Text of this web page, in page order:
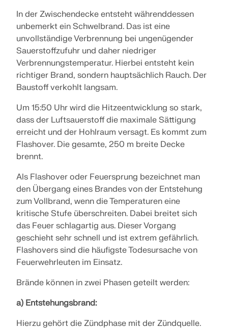
Modellobjekte
Abos & Preise
Beispiele
Entwerfen und analysieren Sie Stahlverbindungen
mit CBFEM gemäß EN 1993-1-8 und AISC 360,
vollständig integriert in RFEM 6 für schnellere und
genauere Arbeitsabläufe in der Tragwerksplanung.
MEHR ERFAHREN
In der Zwischendecke entsteht währenddessen
unbemerkt ein Schwelbrand. Das ist eine
unvollständige Verbrennung bei ungenügender
Sauerstoffzufuhr und daher niedriger
Verbrennungstemperatur. Hierbei entsteht kein
richtiger Brand, sondern hauptsächlich Rauch. Der
Baustoff verkohlt langsam.
Um 15:50 Uhr wird die Hitzeentwicklung so stark,
dass der Luftsauerstoff die maximale Sättigung
erreicht und der Hohlraum versagt. Es kommt zum
Flashover. Die gesamte, 250 m breite Decke
brennt.
Als Flashover oder Feuersprung bezeichnet man
den Übergang eines Brandes von der Entstehung
zum Vollbrand, wenn die Temperaturen eine
kritische Stufe überschreiten. Dabei breitet sich
das Feuer schlagartig aus. Dieser Vorgang
geschieht sehr schnell und ist extrem gefährlich.
Flashovers sind die häufigste Todesursache von
Feuerwehrleuten im Einsatz.
Brände können in zwei Phasen geteilt werden:
a) Entstehungsbrand:
Hierzu gehört die Zündphase mit der Zündquelle.